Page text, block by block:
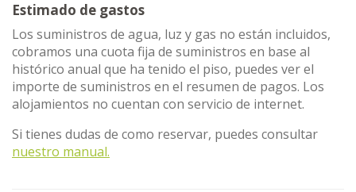
Estimado de gastos
Los suministros de agua, luz y gas no están incluidos,
cobramos una cuota fija de suministros en base al
histórico anual que ha tenido el piso, puedes ver el
importe de suministros en el resumen de pagos. Los
alojamientos no cuentan con servicio de internet.
Si tienes dudas de como reservar, puedes consultar
nuestro manual.